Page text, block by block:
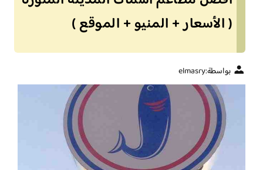
( الأسعار + المنيو + الموقع )
بواسطة:elmasry